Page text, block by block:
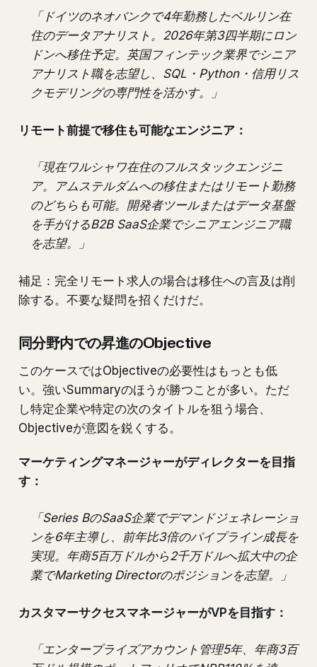
「ドイツのネオバンクで4年勤務したベルリン在
住のデータアナリスト。2026年第3四半期にロン
ドンへ移住予定。英国フィンテック業界でシニア
アナリスト職を志望し、SQL・Python・信用リス
クモデリングの専門性を活かす。」
リモート前提で移住も可能なエンジニア：
「現在ワルシャワ在住のフルスタックエンジニ
ア。アムステルダムへの移住またはリモート勤務
のどちらも可能。開発者ツールまたはデータ基盤
を手がけるB2B SaaS企業でシニアエンジニア職
を志望。」
補足：完全リモート求人の場合は移住への言及は削
除する。不要な疑問を招くだけだ。
同分野内での昇進のObjective
このケースではObjectiveの必要性はもっとも低
い。強いSummaryのほうが勝つことが多い。ただ
し特定企業や特定の次のタイトルを狙う場合、
Objectiveが意図を鋭くする。
マーケティングマネージャーがディレクターを目指
す：
「Series BのSaaS企業でデマンドジェネレーショ
ンを6年主導し、前年比3倍のパイプライン成長を
実現。年商5百万ドルから2千万ドルへ拡大中の企
業でMarketing Directorのポジションを志望。」
カスタマーサクセスマネージャーがVPを目指す：
「エンタープライズアカウント管理5年、年商3百